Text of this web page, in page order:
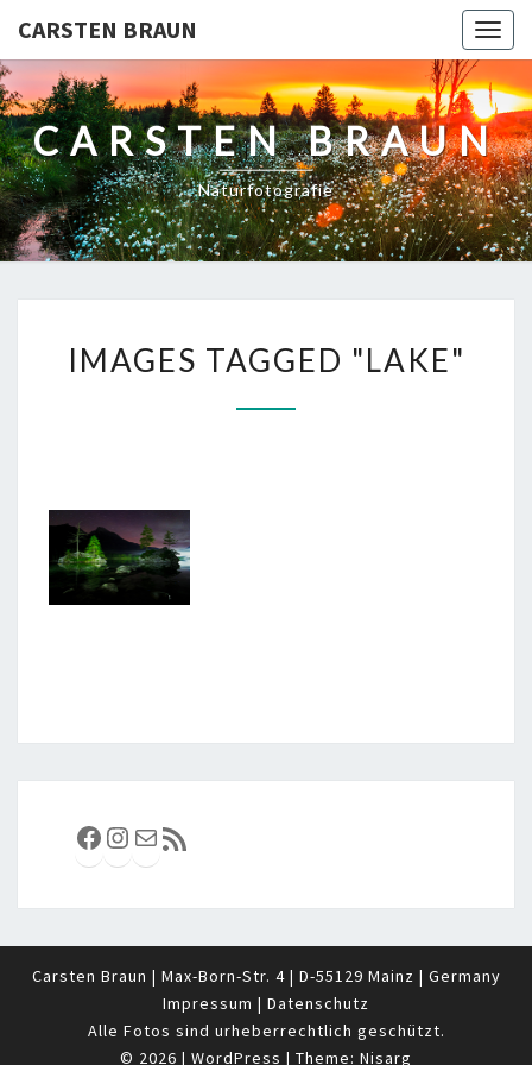
CARSTEN BRAUN
CARSTEN BRAUN
Naturfotografie
TAGGED
IMAGES TAGGED "LAKE"
Facebook
Instagram
E-MailRSS-Feed
Carsten Braun | Max-Born-Str. 4 | D-55129 Mainz | Germany
Impressum | Datenschutz
Alle Fotos sind urheberrechtlich geschützt.
© 2026 | WordPress | Theme: Nisarg